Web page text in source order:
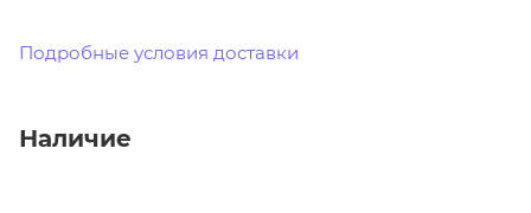
Подробные условия доставки
Наличие